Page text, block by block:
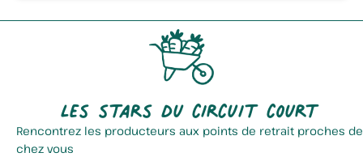
Les stars du circuit court
Rencontrez les producteurs aux points de retrait proches de
chez vous